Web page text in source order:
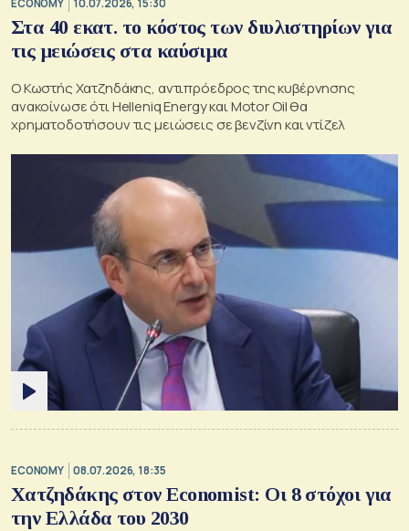
ECONOMY 10.07.2026, 15:30
Στα 40 εκατ. το κόστος των διυλιστηρίων για
τις μειώσεις στα καύσιμα
Ο Κωστής Χατζηδάκης, αντιπρόεδρος της κυβέρνησης
ανακοίνωσε ότι Helleniq Energy και Motor Oil θα
χρηματοδοτήσουν τις μειώσεις σε βενζίνη και ντίζελ
ECONOMY 08.07.2026, 18:35
Χατζηδάκης στον Economist: Οι 8 στόχοι για
την Ελλάδα του 2030